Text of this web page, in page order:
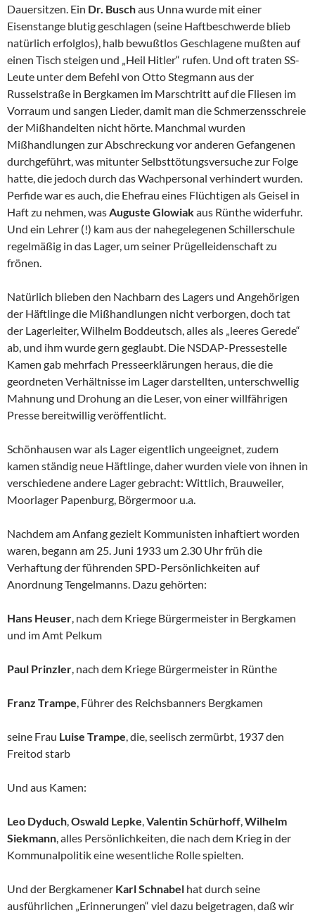
Dauersitzen. Ein Dr. Buschaus Unna wurde mit einer
Eisenstange blutig geschlagen (seine Haftbeschwerde blieb
natürlich erfolglos), halb bewußtlos Geschlagene mußten auf
einen Tisch steigen und „Heil Hitler“ rufen. Und oft traten SS-
Leute unter dem Befehl von Otto Stegmann aus der
Russelstraße in Bergkamen im Marschtritt auf die Fliesen im
Vorraum und sangen Lieder, damit man die Schmerzensschreie
der Mißhandelten nicht hörte. Manchmal wurden
Mißhandlungen zur Abschreckung vor anderen Gefangenen
durchgeführt, was mitunter Selbsttötungsversuche zur Folge
hatte, die jedoch durch das Wachpersonal verhindert wurden.
Perfide war es auch, die Ehefrau eines Flüchtigen als Geisel in
Haft zu nehmen, wasAuguste Glowiakaus Rünthe widerfuhr.
Und ein Lehrer (!) kam aus der nahegelegenen Schillerschule
regelmäßig in das Lager, um seiner Prügelleidenschaft zu
frönen.
Natürlich blieben den Nachbarn des Lagers und Angehörigen
der Häftlinge die Mißhandlungen nicht verborgen, doch tat
der Lagerleiter, Wilhelm Boddeutsch, alles als „leeres Gerede“
ab, und ihm wurde gern geglaubt. Die NSDAP-Pressestelle
Kamen gab mehrfach Presseerklärungen heraus, die die
geordneten Verhältnisse im Lager darstellten, unterschwellig
Mahnung und Drohung an die Leser, von einer willfährigen
Presse bereitwillig veröffentlicht.
Schönhausen war als Lager eigentlich ungeeignet, zudem
kamen ständig neue Häftlinge, daher wurden viele von ihnen in
verschiedene andere Lager gebracht: Wittlich, Brauweiler,
Moorlager Papenburg, Börgermoor u.a.
Nachdem am Anfang gezielt Kommunisten inhaftiert worden
waren, begann am 25. Juni 1933 um 2.30 Uhr früh die
Verhaftung der führenden SPD-Persönlichkeiten auf
Anordnung Tengelmanns. Dazu gehörten:
Hans Heuser, nach dem Kriege Bürgermeister in Bergkamen
und im Amt Pelkum
Paul Prinzler, nach dem Kriege Bürgermeister in Rünthe
Franz Trampe, Führer des Reichsbanners Bergkamen
seine Frau Luise Trampe, die, seelisch zermürbt, 1937 den
Freitod starb
Und aus Kamen:
Leo Dyduch,Oswald Lepke,Valentin Schürhoff,Wilhelm
Siekmann, alles Persönlichkeiten, die nach dem Krieg in der
Kommunalpolitik eine wesentliche Rolle spielten.
Und der Bergkamener Karl Schnabel hat durch seine
ausführlichen „Erinnerungen“ viel dazu beigetragen, daß wir